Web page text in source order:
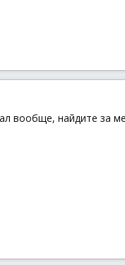
вообще, найдите за